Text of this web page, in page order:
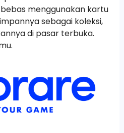
menggunakan kartu
sebagai koleksi,
di pasar terbuka.